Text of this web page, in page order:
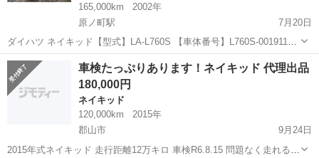
165,000km
2002年
原ノ町駅
7月20日
ダイハツ ネイキッド【型式】LA-L760S 【車体番号】L760S-0019111
【年式】14年12月/2006年12月 【エンジン型式】 EFDET 【類別区分
型式】11027-0008 【カラー番号】黒/N05 ...
福島 南相馬市 原ノ町駅 ネイキッド ミッション
車検たっぷりあります！ネイキッド 代理出品
180,000円
ネイキッド
120,000km
2015年
郡山市
9月24日
2015年式ネイキッド 走行距離12万キロ 車検R6.8.15 問題なく走れると